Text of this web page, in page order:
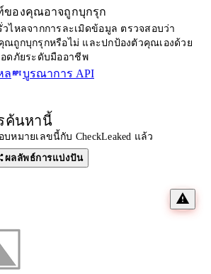
ของคุณอาจถูกบุกรุก
ไหลจากการละเมิดข้อมูล ตรวจสอบว่า
ณถูกบุกรุกหรือไม่ และปกป้องตัวคุณเองด้วย
ดภัยระดับมืออาชีพ
ล บูรณาการ API
ค้นหานี้
หมายเลขนี้กับ CheckLeaked แล้ว
ผลลัพธ์การแบ่งปัน